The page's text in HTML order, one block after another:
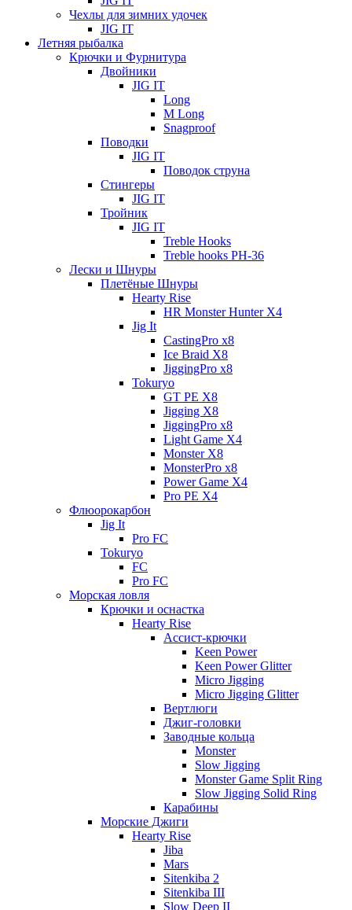
Чехлы для зимних удочек
JIG IT
Летняя рыбалка
Крючки и Фурнитура
Двойники
JIG IT
Long
M Long
Snagproof
Поводки
JIG IT
Поводок струна
Стингеры
JIG IT
Тройник
JIG IT
Treble Hooks
Treble hooks PH-36
Лески и Шнуры
Плетёные Шнуры
Hearty Rise
HR Monster Hunter X4
Jig It
CastingPro x8
Ice Braid X8
JiggingPro x8
Tokuryo
GT PE X8
Jigging X8
JiggingPro x8
Light Game X4
Monster X8
MonsterPro x8
Power Game X4
Pro PE X4
Флюорокарбон
Jig It
Pro FC
Tokuryo
FC
Pro FC
Морская ловля
Крючки и оснастка
Hearty Rise
Ассист-крючки
Keen Power
Keen Power Glitter
Micro Jigging
Micro Jigging Glitter
Вертлюги
Джиг-головки
Заводные кольца
Monster
Slow Jigging
Monster Game Split Ring
Slow Jigging Solid Ring
Карабины
Морские Джиги
Hearty Rise
Jiba
Mars
Sitenkiba 2
Sitenkiba III
Slow Deep II